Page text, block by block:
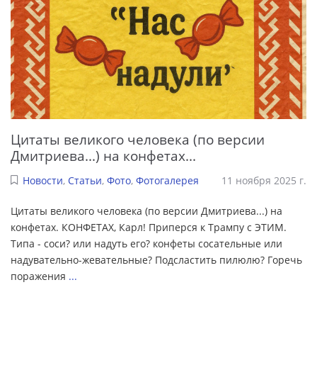
Цитаты великого человека (по версии
Дмитриева...) на конфетах...
Новости, Статьи, Фото, Фотогалерея 11 ноября 2025 г.
Цитаты великого человека (по версии Дмитриева...) на
конфетах. КОНФЕТАХ, Карл! Приперся к Трампу с ЭТИМ.
Типа - соси? или надуть его? конфеты сосательные или
надувательно-жевательные? Подсластить пилюлю? Горечь
поражения ...